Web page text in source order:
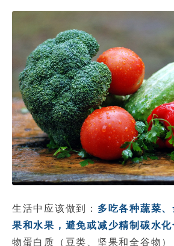
生活中应该做到： 多吃各种蔬菜
果和水果，避免或减少精制碳水化
物蛋白质（豆类、坚果和全谷物